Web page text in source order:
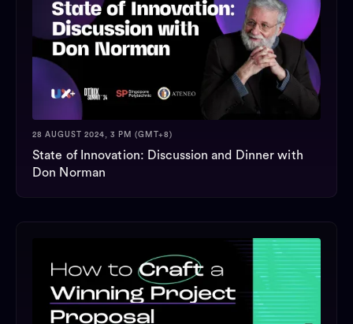
28 AUGUST 2024, 3 PM (GMT+8)
State of Innovation: Discussion and Dinner with
Don Norman